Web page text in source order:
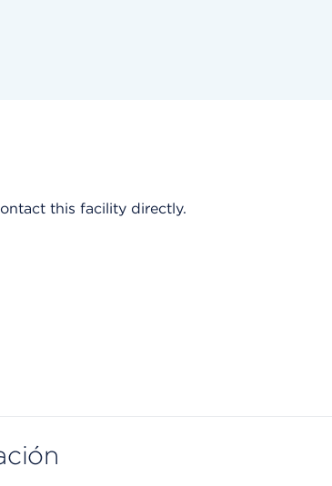
this facility directly.